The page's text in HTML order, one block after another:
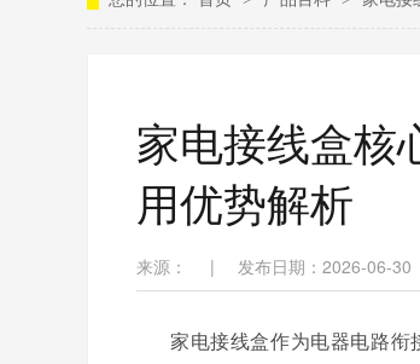
家电接线盒核
用优势解析
来源： | 发布日期：2026-06-30
家电接线盒作为电器电路